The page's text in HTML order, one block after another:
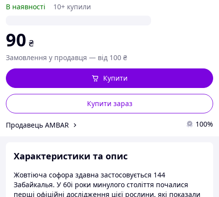
В наявності 10+ купили
90 ₴
Замовлення у продавця — від 100 ₴
Купити зараз
Купити
Продавець AMBAR 100%
Характеристики та опис
Жовтіюча софора здавна застосовується 144
Забайкалья. У 60і роки минулого століття почалися
перші офіційні дослідження цієї рослини, які показали